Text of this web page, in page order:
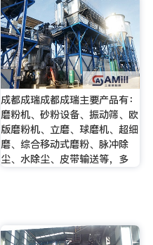
成都成瑞成都成瑞主要产品有：
磨粉机、砂粉设备、振动筛、欧
版磨粉机、立磨、球磨机、超细
磨、综合移动式磨粉、脉冲除
尘、水除尘、皮带输送等，多